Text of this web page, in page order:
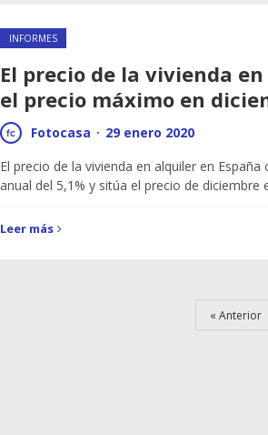
INFORMES
El precio de la vivienda
el precio máximo en
Fotocasa · 29 enero 2020
El precio de la vivienda en alquiler en
anual del 5,1% y sitúa el precio de diciembre
Leer más
Anterior